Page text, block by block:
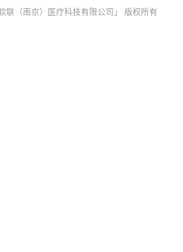
（南京）医疗科技有限公司」 版权所有